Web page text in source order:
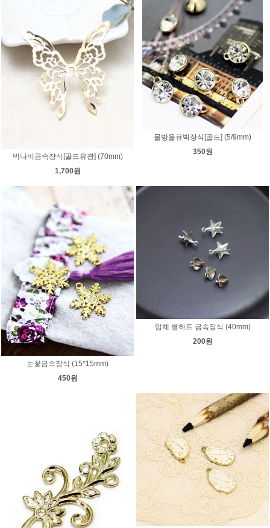
빅나비금속장식[골드유광] (70mm)
1,700원
물방울큐빅장식[골드] (5/9mm)
350원
눈꽃금속장식 (15*15mm)
450원
입체 별하트 금속장식 (40mm)
200원